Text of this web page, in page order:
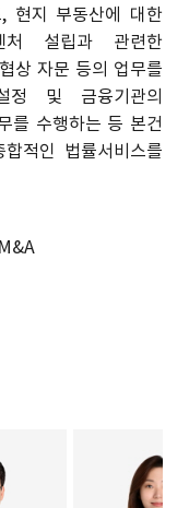
현지 부동산에 대한
처 설립과 관련한
상 자문 등의 업무를
정 및 금융기관의
를 수행하는 등 본건
적인 법률서비스를